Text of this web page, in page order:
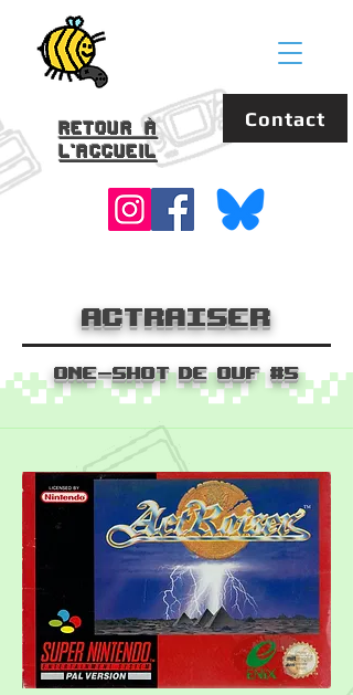
Contact
Retour à
l'accueil
ActRaiser
One-Shot de ouf #5